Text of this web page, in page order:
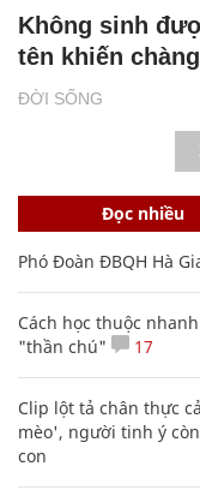
ĐỜI SỐNG
Không sinh
tên khiến
Đọc nhiều
Phó Đoàn ĐBQH Hà
Cách học thuộc
"thần chú"
17
Clip lột tả chân thực
mèo', người tinh ý
con